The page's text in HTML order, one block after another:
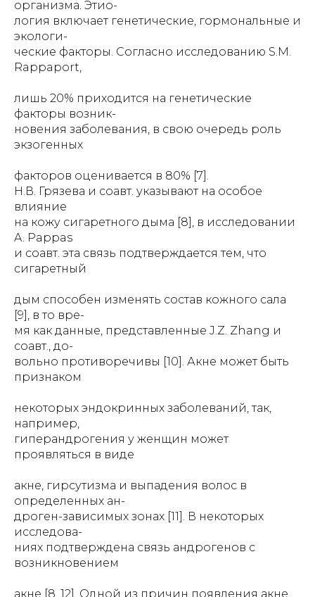
организма. Этио-
логия включает генетические, гормональные и
экологи-
ческие факторы. Согласно исследованию S.M.
Rappaport,
лишь 20% приходится на генетические
факторы возник-
новения заболевания, в свою очередь роль
экзогенных
факторов оценивается в 80% [7].
Н.В. Грязева и соавт. указывают на особое
влияние
на кожу сигаретного дыма [8], в исследовании
A. Pappas
и соавт. эта связь подтверждается тем, что
сигаретный
дым способен изменять состав кожного сала
[9], в то вре-
мя как данные, представленные J.Z. Zhang и
соавт., до-
вольно противоречивы [10]. Акне может быть
признаком
некоторых эндокринных заболеваний, так,
например,
гиперандрогения у женщин может
проявляться в виде
акне, гирсутизма и выпадения волос в
определенных ан-
дроген-зависимых зонах [11]. В некоторых
исследова-
ниях подтверждена связь андрогенов с
возникновением
акне [8, 12]. Одной из причин появления акне